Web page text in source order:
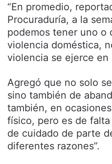
“En promedio,
Procuraduría, a la
podemos tener uno o
violencia doméstica,
violencia se ejerce en
Agregó que no solo
sino también de
también, en
físico, pero es de
de cuidado de parte
diferentes razones”.